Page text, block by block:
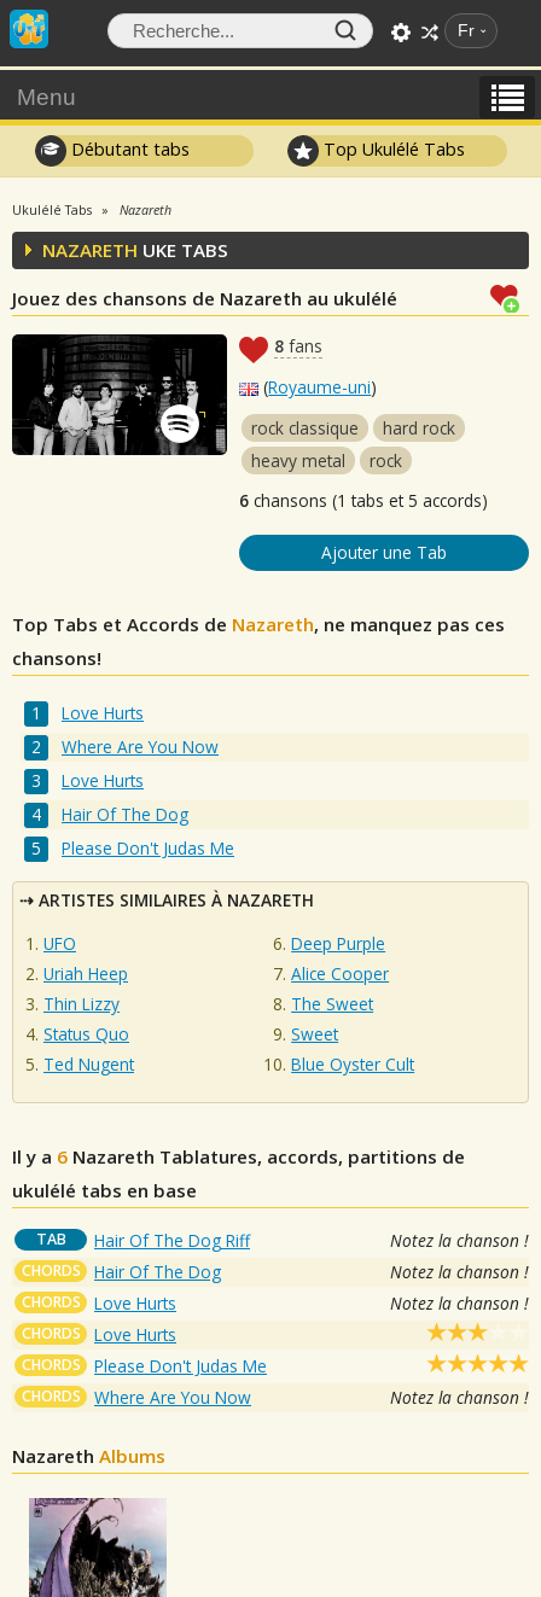
Fr
Menu
Débutant tabs Top Ukulélé Tabs
Ukulélé Tabs Nazareth
NAZARETH UKE TABS
Jouez des chansons de Nazareth au ukulélé
8 fans
(Royaume-uni)
rock classique
hard rock
heavy metal
rock
6 chansons (1 tabs et 5 accords)
Ajouter une Tab
Top Tabs et Accords de Nazareth, ne manquez pas ces
chansons!
Love Hurts
Where Are You Now
Love Hurts
Hair Of The Dog
Please Don't Judas Me
ARTISTES SIMILAIRES À NAZARETH
UFO
Uriah Heep
Thin Lizzy
Status Quo
Ted Nugent
Deep Purple
Alice Cooper
The Sweet
Sweet
Blue Oyster Cult
Il y a 6 Nazareth Tablatures, accords, partitions de
ukulélé tabs en base
TAB Hair Of The Dog Riff Notez la chanson !
CHORDS Hair Of The Dog Notez la chanson !
CHORDS Love Hurts Notez la chanson !
CHORDS Love Hurts
CHORDS Please Don't Judas Me
CHORDS Where Are You Now Notez la chanson !
Nazareth Albums